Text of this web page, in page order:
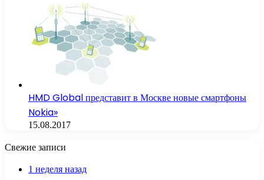
HMD Global представит в Москве новые смартфоны
Nokia»
15.08.2017
Свежие записи
1 неделя назад